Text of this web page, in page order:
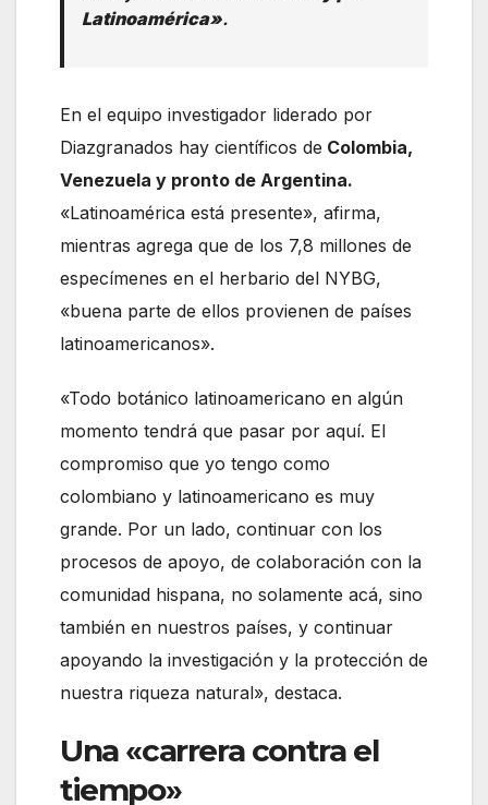
Latinoamérica».
En el equipo investigador liderado por
Diazgranados hay científicos de Colombia,
Venezuela y pronto de Argentina.
«Latinoamérica está presente», afirma,
mientras agrega que de los 7,8 millones de
especímenes en el herbario del NYBG,
«buena parte de ellos provienen de países
latinoamericanos».
«Todo botánico latinoamericano en algún
momento tendrá que pasar por aquí. El
compromiso que yo tengo como
colombiano y latinoamericano es muy
grande. Por un lado, continuar con los
procesos de apoyo, de colaboración con la
comunidad hispana, no solamente acá, sino
también en nuestros países, y continuar
apoyando la investigación y la protección de
nuestra riqueza natural», destaca.
Una «carrera contra el
tiempo»